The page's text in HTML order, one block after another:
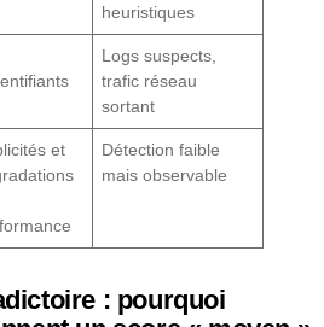
heuristiques
Logs suspects,
trafic réseau
sortant
et
Détection faible
mais observable
: pourquoi